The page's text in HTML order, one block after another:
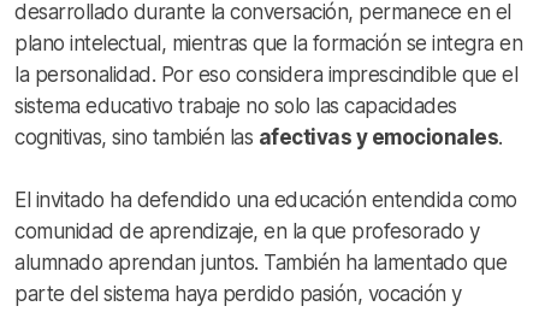
desarrollado durante la conversación, permanece en el
plano intelectual, mientras que la formación se integra en
la personalidad. Por eso considera imprescindible que el
sistema educativo trabaje no solo las capacidades
cognitivas, sino también las afectivas y emocionales.
El invitado ha defendido una educación entendida como
comunidad de aprendizaje, en la que profesorado y
alumnado aprendan juntos. También ha lamentado que
parte del sistema haya perdido pasión, vocación y